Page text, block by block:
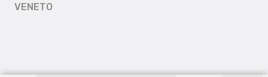
VENETO